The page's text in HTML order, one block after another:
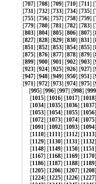
[707] [708] [709] [710] [711] [
[731] [732] [733] [734] [735] [
[755] [756] [757] [758] [759] [
[779] [780] [781] [782] [783] [
[803] [804] [805] [806] [807] [
[827] [828] [829] [830] [831] [
[851] [852] [853] [854] [855] [
[875] [876] [877] [878] [879] [
[899] [900] [901] [902] [903] [
[923] [924] [925] [926] [927] [
[947] [948] [949] [950] [951] [
[971] [972] [973] [974] [975] [
[995] [996] [997] [998] [999
[1015] [1016] [1017] [1018
[1034] [1035] [1036] [1037
[1053] [1054] [1055] [1056
[1072] [1073] [1074] [1075
[1091] [1092] [1093] [1094
[1110] [1111] [1112] [1113
[1129] [1130] [1131] [1132
[1148] [1149] [1150] [1151
[1167] [1168] [1169] [1170
[1186] [1187] [1188] [1189
[1205] [1206] [1207] [1208
[1224] [1225] [1226] [1227